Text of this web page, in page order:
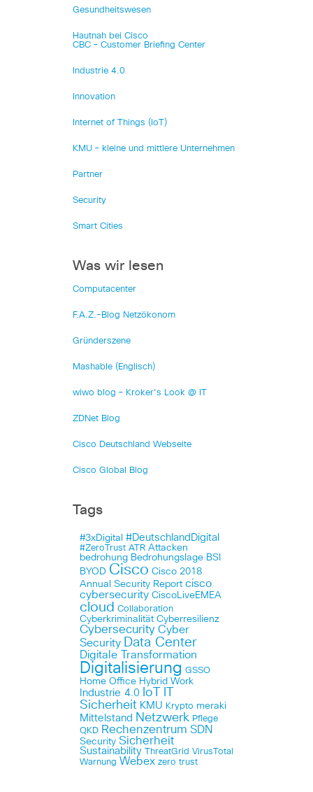
Gesundheitswesen
Hautnah bei Cisco
CBC – Customer Briefing Center
Industrie 4.0
Innovation
Internet of Things (IoT)
KMU – kleine und mittlere Unternehmen
Partner
Security
Smart Cities
Was wir lesen
Computacenter
F.A.Z.-Blog Netzökonom
Gründerszene
Mashable (Englisch)
wiwo blog – Kroker's Look @ IT
ZDNet Blog
Cisco Deutschland Webseite
Cisco Global Blog
Tags
#3xDigital #DeutschlandDigital
#ZeroTrust ATR Attacken
bedrohung Bedrohungslage BSI
BYOD Cisco Cisco 2018
Annual Security Report cisco
cybersecurity CiscoLiveEMEA
cloud Collaboration
Cyberkriminalität Cyberresilienz
Cybersecurity Cyber
Security Data Center
Digitale Transformation
Digitalisierung GSSO
Home Office Hybrid Work
Industrie 4.0 IoT
Sicherheit KMU Krypto meraki
Mittelstand Netzwerk Pflege
QKD Rechenzentrum SDN
Security Sicherheit
Sustainability ThreatGrid VirusTotal
Warnung Webex zero trust